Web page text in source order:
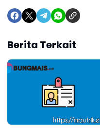
Berita Terkait